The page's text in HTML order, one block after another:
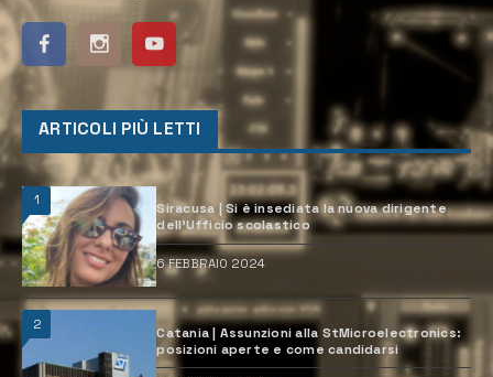
ARTICOLI PIÙ LETTI
1
Siracusa | Si è insediata la nuova dirigente
dell’Ufficio scolastico
6 FEBBRAIO 2024
2
Catania | Assunzioni alla StMicroelectronics:
posizioni aperte e come candidarsi